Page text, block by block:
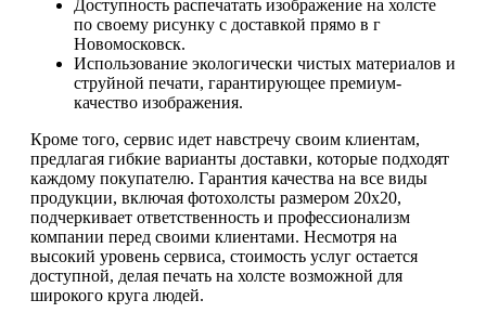
Доступность распечатать изображение на холсте
по своему рисунку с доставкой прямо в г
Новомосковск.
Использование экологически чистых материалов и
струйной печати, гарантирующее премиум-
качество изображения.
Кроме того, сервис идет навстречу своим клиентам,
предлагая гибкие варианты доставки, которые подходят
каждому покупателю. Гарантия качества на все виды
продукции, включая фотохолсты размером 20х20,
подчеркивает ответственность и профессионализм
компании перед своими клиентами. Несмотря на
высокий уровень сервиса, стоимость услуг остается
доступной, делая печать на холсте возможной для
широкого круга людей.